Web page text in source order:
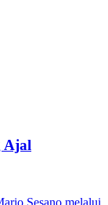
Ajal
Sesano melalui